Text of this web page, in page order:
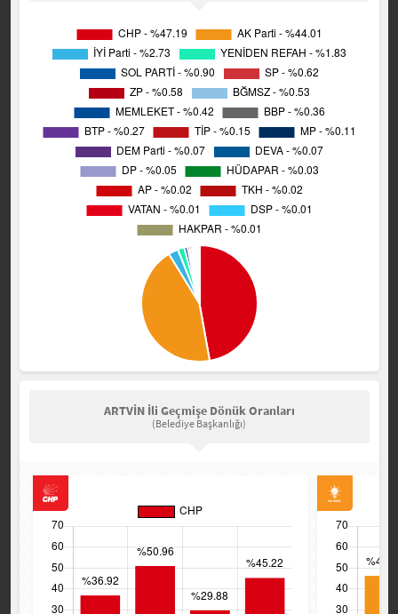
ARTVİN İli Geçmişe Dönük Oranları
(Belediye Başkanlığı)